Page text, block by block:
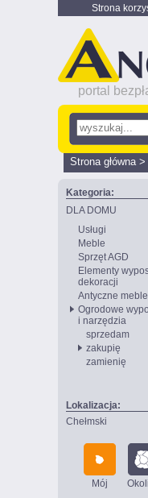
Strona
portal
Strona główna>
Kategoria:
DLA DOMU
Usługi
Meble
Sprzęt AGD
Elementy
dekoracji
Antyczne
Ogrodowe
i narzędzia
sprzedam
zakupię
zamienię
Lokalizacja:
Chełmski
Mój